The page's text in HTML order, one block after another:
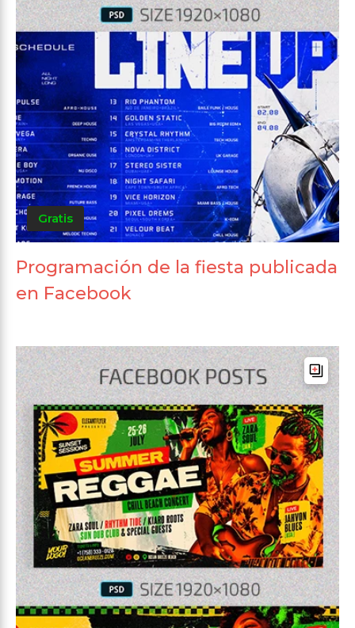
Gratis
Programación de la fiesta publicada
en Facebook